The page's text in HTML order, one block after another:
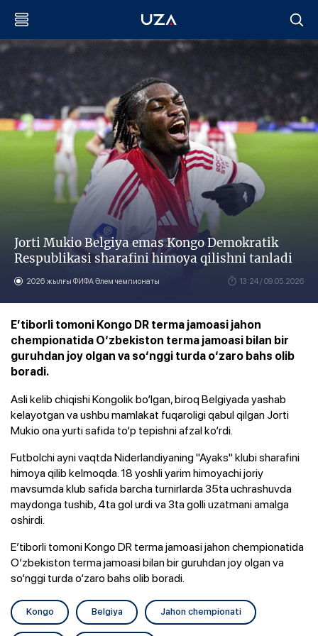
Jorti Mukio Belgiya emas Kongo Demokratik
Respublikasi sharafini himoya qilishni tanladi
2026 жылғы ФИФА Әлем чемпионаты 13:24 / 09.05.2026
E’tiborli tomoni Kongo DR terma jamoasi jahon
chempionatida O‘zbekiston terma jamoasi bilan bir
guruhdan joy olgan va so‘nggi turda o‘zaro bahs olib
boradi.
Asli kelib chiqishi Kongolik bo‘lgan, biroq Belgiyada yashab
kelayotgan va ushbu mamlakat fuqaroligi qabul qilgan Jorti
Mukio ona yurti safida to‘p tepishni afzal ko‘rdi.
Futbolchi ayni vaqtda Niderlandiyaning "Ayaks" klubi sharafini
himoya qilib kelmoqda. 18 yoshli yarim himoyachi joriy
mavsumda klub safida barcha turnirlarda 35ta uchrashuvda
maydonga tushib, 4ta gol urdi va 3ta golli uzatmani amalga
oshirdi.
E’tiborli tomoni Kongo DR terma jamoasi jahon chempionatida
O‘zbekiston terma jamoasi bilan bir guruhdan joy olgan va
so‘nggi turda o‘zaro bahs olib boradi.
Kongo Belgiya Jahon chempionati